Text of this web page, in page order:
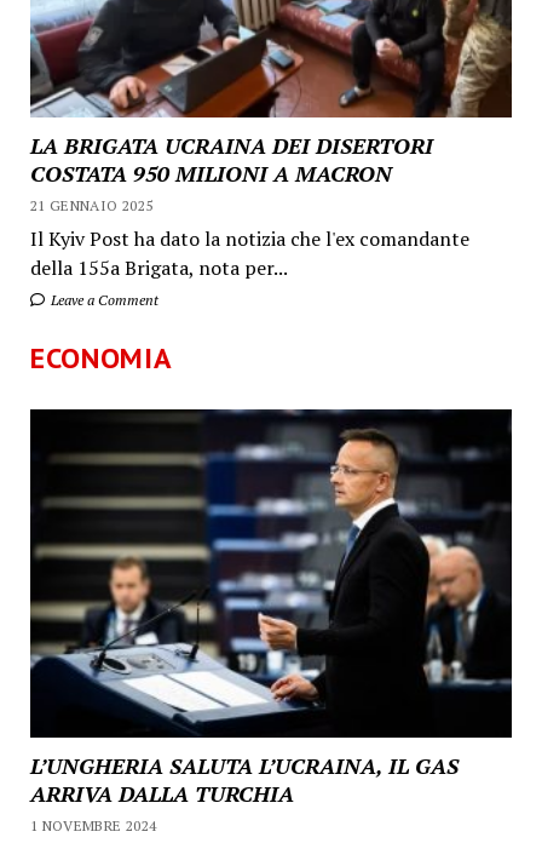
LA BRIGATA UCRAINA DEI DISERTORI
COSTATA 950 MILIONI A MACRON
21 GENNAIO 2025
Il Kyiv Post ha dato la notizia che l'ex comandante
della 155a Brigata, nota per...
Leave a Comment
ECONOMIA
L’UNGHERIA SALUTA L’UCRAINA, IL GAS
ARRIVA DALLA TURCHIA
1 NOVEMBRE 2024